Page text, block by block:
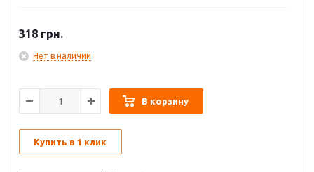
318 грн.
Нет в наличии
В корзину
Купить в 1 клик